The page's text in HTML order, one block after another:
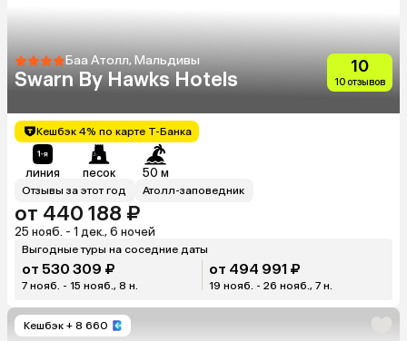
Баа Атолл, Мальдивы
Swarn By Hawks Hotels
10
10 отзывов
Кешбэк 4% по карте Т-Банка
линия песок 50 м
Отзывы за этот год Атолл-заповедник
от 440 188 ₽
25 нояб. - 1 дек., 6 ночей
Выгодные туры на соседние даты
от 530 309 ₽
7 нояб. - 15 нояб., 8 н.
от 494 991 ₽
19 нояб. - 26 нояб., 7 н.
Кешбэк + 8 660